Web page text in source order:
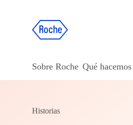
Sobre Roche Qué hacemos
Historias